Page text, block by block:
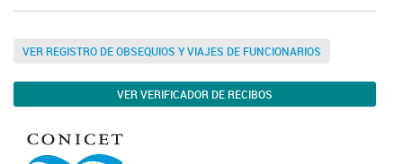
VER REGISTRO DE OBSEQUIOS Y VIAJES DE FUNCIONARIOS
VER VERIFICADOR DE RECIBOS